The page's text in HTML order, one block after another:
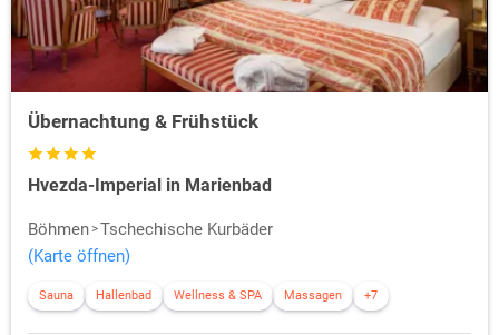
Übernachtung & Frühstück
Hvezda-Imperial in Marienbad
Böhmen Tschechische Kurbäder
(Karte öffnen)
Sauna Hallenbad Wellness & SPA Massagen +7